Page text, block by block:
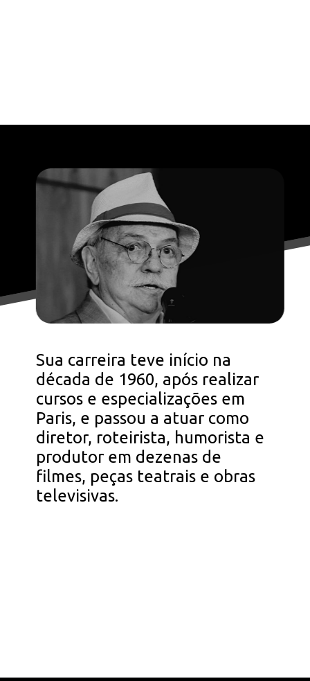
Sua carreira teve início na
década de 1960, após realizar
cursos e especializações em
Paris, e passou a atuar como
diretor, roteirista, humorista e
produtor em dezenas de
filmes, peças teatrais e obras
televisivas.